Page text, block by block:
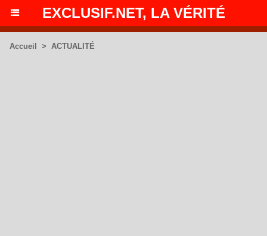
EXCLUSIF.NET, LA VÉRITÉ
Accueil > ACTUALITÉ